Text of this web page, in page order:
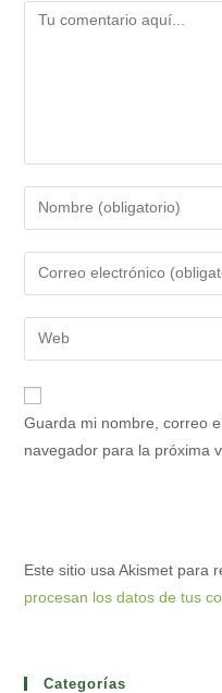
Comentario
Introduce
tu
nombre
de
usuario
para
comentar
Introduce
tu
dirección
de
electrónico
para
comentar
Introduce
la
URL
Guarda mi nombre, correo
navegador para la próxima
Este sitio usa Akismet para
procesan los datos de tus
Categorías